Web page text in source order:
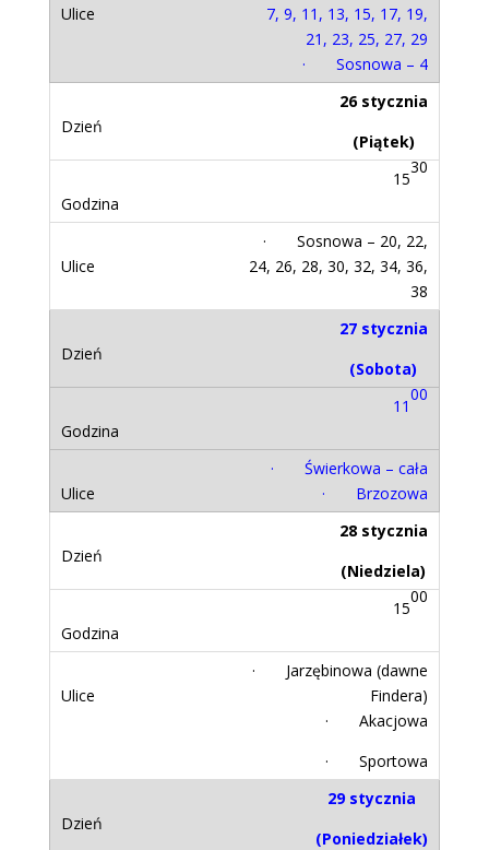
7, 9, 11, 13, 15, 17, 19,
21, 23, 25, 27, 29
· Sosnowa – 4
26 stycznia
(Piątek)
15
30
· Sosnowa – 20, 22,
24, 26, 28, 30, 32, 34, 36,
38
27 stycznia
(Sobota)
11
00
· Świerkowa – cała
· Brzozowa
28 stycznia
(Niedziela)
15
00
· Jarzębinowa (dawne
Findera)
· Akacjowa
· Sportowa
29 stycznia
(Poniedziałek)